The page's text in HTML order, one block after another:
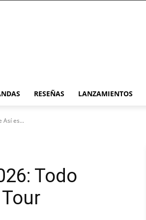
RESEÑAS LANZAMIENTOS
Así es...
Todo